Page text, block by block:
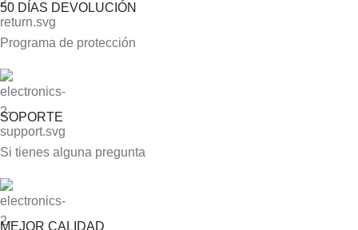
50 DÍAS DEVOLUCIÓN
Programa de protección
SOPORTE
Si tienes alguna pregunta
MEJOR CALIDAD